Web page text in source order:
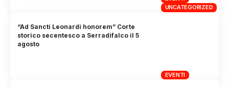
UNCATEGORIZED
EVENTI
“Ad Sancti Leonardi honorem” Corte
storico secentesco a Serradifalco il 5
agosto